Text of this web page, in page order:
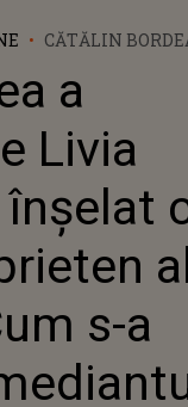
CĂTĂLIN
PENTRU CĂ L-A
ÎNȘELAT CU CEL
BUN PRIETEN AL
SPIKE. CUM S-A
RĂZBUNAT
COMEDIANTUL
a
Livia
al
s-a